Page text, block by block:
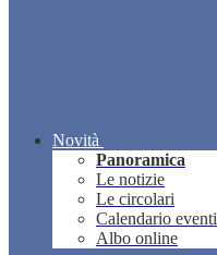
Novità
Panoramica
Le notizie
Le circolari
Calendario eventi
Albo online